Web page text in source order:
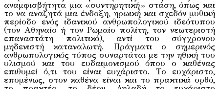
αναμφισβήτητα μια «συντηρητική» στάση, όπως και
το να αναζητά μια ένδοξη, ηρωική και σχεδόν μυθική
περίοδο ενός ιδανικού ανθρωπολογικού ιδεότυπου
(τον Αθηναίο ή τον Ρωμαίο πολίτη, τον νεωτεριστή
επαναστάτη πολιτικό), αντί του σύγχρονου
μηδενιστή καταναλωτή. Πράγματι ο σημερινός
ανθρωπολογικός τύπος συναρτάται με την ηθική του
υλισμού και του ευδαιμονισμού όπου ο καθένας
επιθυμεί ό,τι του είναι ευχάριστο. Το ευχάριστο,
επομένως, στον καθένα είναι και το πρακτικά ορθό,